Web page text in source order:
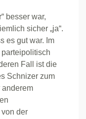
besser war,
sicher „ja“.
es gut war. Im
Fall ist die
Schnizer zum
anderem
der